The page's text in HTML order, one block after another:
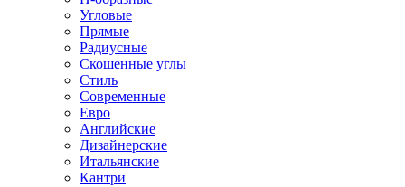
Угловые
Прямые
Радиусные
Скошенные углы
Стиль
Современные
Евро
Английские
Дизайнерские
Итальянские
Кантри